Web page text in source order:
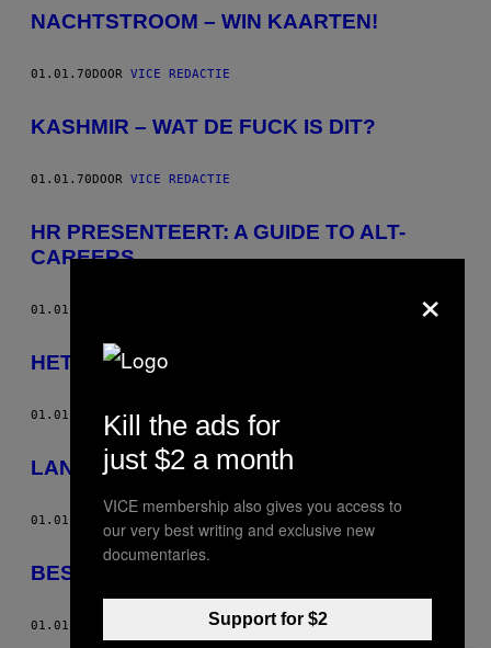
NACHTSTROOM – WIN KAARTEN!
01.01.70DOOR VICE REDACTIE
KASHMIR – WAT DE FUCK IS DIT?
01.01.70DOOR VICE REDACTIE
HR PRESENTEERT: A GUIDE TO ALT-
CAREERS
01.01.70
HET GROTE VICE FASHION ABC – A
01.01.70 DOORVICE REDACTIE
LANGE FRANS EN BAAS B UIT ELKAAR
01.01.70 VICE REDACTIE
BESTE VICE – STRAATKAT
01.01.70 VICE REDACTIE
×
Kill the ads for
just $2 a month
VICE membership also gives you access to
our very best writing and exclusive new
documentaries.
Support for $2